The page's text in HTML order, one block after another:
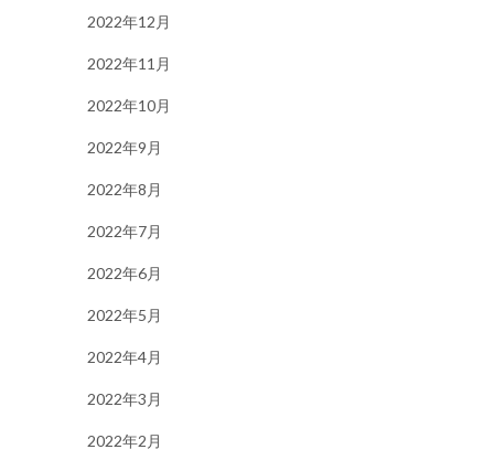
2022年12月
2022年11月
2022年10月
2022年9月
2022年8月
2022年7月
2022年6月
2022年5月
2022年4月
2022年3月
2022年2月